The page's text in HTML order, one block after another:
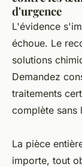
d'urgence
L'évidence
échoue. Le
solutions
Demandez
traitements
complète sans
La pièce
importe, tout